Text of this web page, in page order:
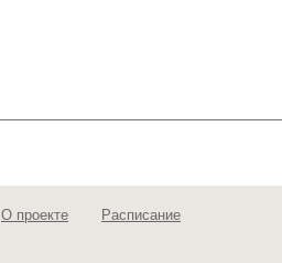
О проекте Расписание